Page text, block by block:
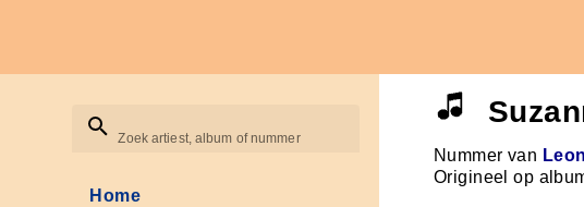
Zoek artiest, album of nummer
Home
Nummer van
Origineel op